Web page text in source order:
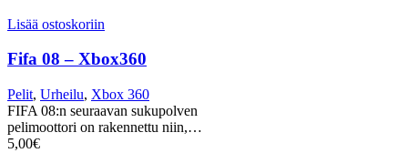
Lisää ostoskoriin
Fifa 08 – Xbox360
Pelit, Urheilu, Xbox 360
FIFA 08:n seuraavan sukupolven
pelimoottori on rakennettu niin,…
5,00€